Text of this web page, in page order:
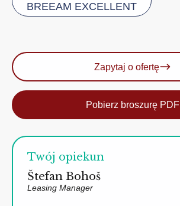
BREEAM EXCELLENT
Zapytaj o ofertę
Pobierz broszurę PDF
Twój opiekun
Štefan Bohoš
Leasing Manager